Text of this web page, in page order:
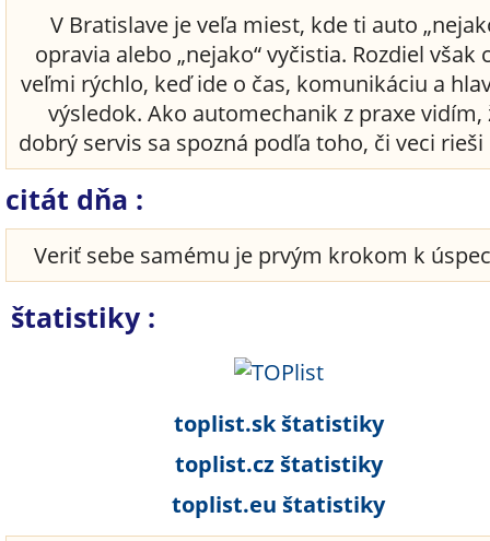
V Bratislave je veľa miest, kde ti auto
opravia alebo „nejako“ vyčistia. Rozdiel však
veľmi rýchlo, keď ide o čas, komunikáciu a
výsledok. Ako automechanik z praxe vidím,
dobrý servis sa spozná podľa toho, či veci rieši
citát dňa :
Veriť sebe samému je prvým krokom k
štatistiky :
toplist.sk štatistiky
toplist.cz štatistiky
toplist.eu štatistiky